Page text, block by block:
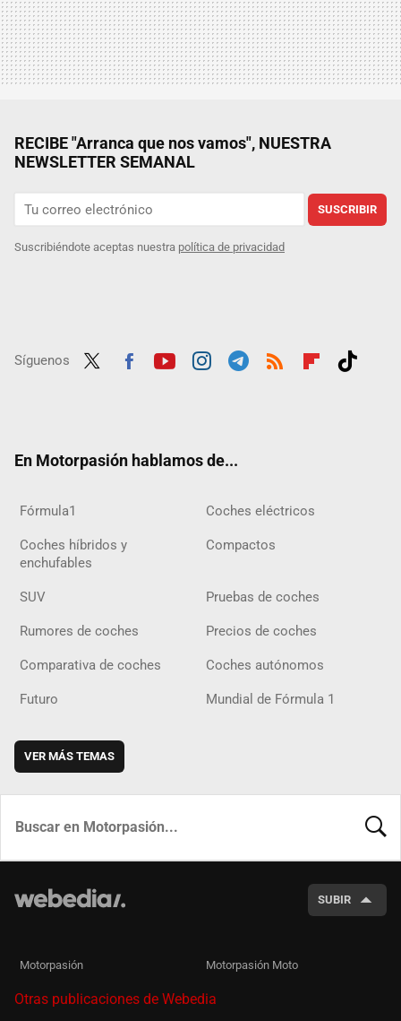
RECIBE "Arranca que nos vamos", NUESTRA
NEWSLETTER SEMANAL
SUSCRIBIR
Suscribiéndote aceptas nuestra política de privacidad
Síguenos
En Motorpasión hablamos de...
Fórmula1 Coches eléctricos
Coches híbridos y
enchufables
Compactos
SUV Pruebas de coches
Rumores de coches Precios de coches
Comparativa de coches Coches autónomos
Futuro Mundial de Fórmula 1
VER MÁS TEMAS
SUBIR
Motorpasión Motorpasión Moto
Otras publicaciones de Webedia